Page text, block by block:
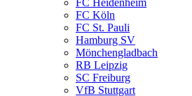
FC Heidenheim
FC Köln
FC St. Pauli
Hamburg SV
Mönchengladbach
RB Leipzig
SC Freiburg
VfB Stuttgart